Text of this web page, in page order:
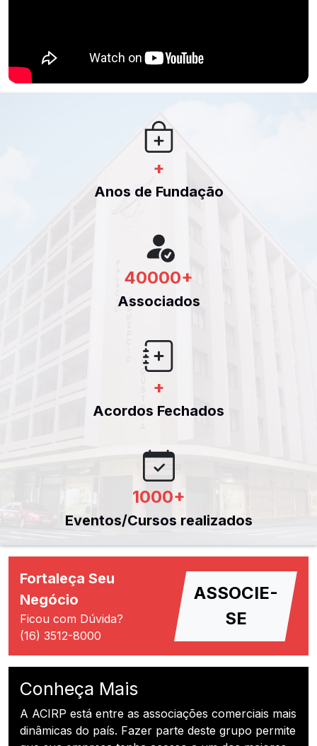
+
Anos de Fundação
40000+
Associados
+
Acordos Fechados
1000+
Eventos/Cursos realizados
Fortaleça Seu
Negócio
Ficou com Dúvida?
(16) 3512-8000
ASSOCIE-
SE
Conheça Mais
A ACIRP está entre as associações comerciais mais
dinâmicas do país. Fazer parte deste grupo permite